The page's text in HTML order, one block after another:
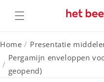
naar de
content
Home / Presentatie
/
Pergamijn enveloppen
geopend)